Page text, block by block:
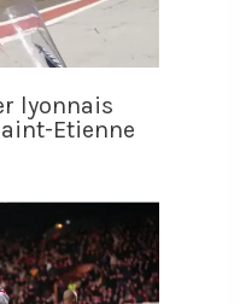
lyonnais
Etienne